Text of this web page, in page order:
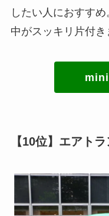
したい人におすす
中がスッキリ片付き
【10位】エアト